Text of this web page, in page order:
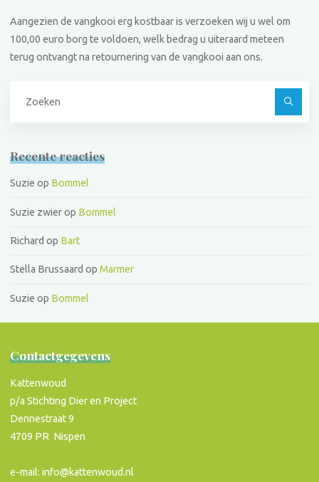
Aangezien de vangkooi erg kostbaar is verzoeken wij u wel om
100,00 euro borg te voldoen, welk bedrag u uiteraard meteen
terug ontvangt na retournering van de vangkooi aan ons.
Recente reacties
Suzie op Bommel
Suzie zwierop Bommel
Richard op Bart
Stella Brussaard opMarmer
Suzie op Bommel
Contactgegevens
Kattenwoud
p/a Stichting Dier en Project
Dennestraat 9
4709 PR Nispen
e-mail: info@kattenwoud.nl